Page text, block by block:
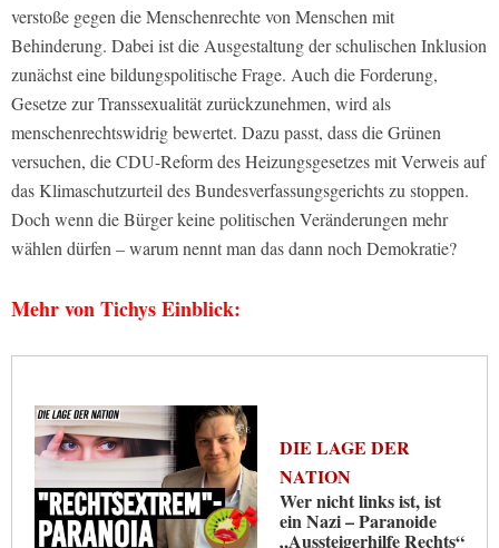
verstoße gegen die Menschenrechte von Menschen mit
Behinderung. Dabei ist die Ausgestaltung der schulischen Inklusion
zunächst eine bildungspolitische Frage. Auch die Forderung,
Gesetze zur Transsexualität zurückzunehmen, wird als
menschenrechtswidrig bewertet. Dazu passt, dass die Grünen
versuchen, die CDU-Reform des Heizungsgesetzes mit Verweis auf
das Klimaschutzurteil des Bundesverfassungsgerichts zu stoppen.
Doch wenn die Bürger keine politischen Veränderungen mehr
wählen dürfen – warum nennt man das dann noch Demokratie?
Mehr von Tichys Einblick:
DIE LAGE DER
NATION
Wer nicht links ist, ist
ein Nazi – Paranoide
„Aussteigerhilfe Rechts“